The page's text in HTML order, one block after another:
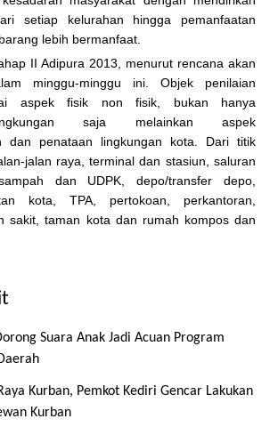
setiap kelurahan hingga pemanfaatan
lebih bermanfaat.
II Adipura 2013, menurut rencana akan
minggu-minggu ini. Objek penilaian
aspek fisik non fisik, bukan hanya
saja melainkan aspek
dan penataan lingkungan kota. Dari titik
jalan raya, terminal dan stasiun, saluran
dan UDPK, depo/transfer depo,
kota, TPA, pertokoan, perkantoran,
sakit, taman kota dan rumah kompos dan
Suara Anak Jadi Acuan Program
Kurban, Pemkot Kediri Gencar Lakukan
Kurban